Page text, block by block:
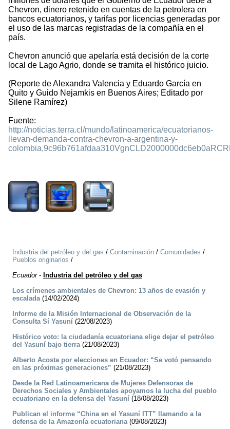
Chevron, dinero retenido en cuentas de la petrolera en
bancos ecuatorianos, y tarifas por licencias generadas por
el uso de las marcas registradas de la compañía en el
país.
Chevron anunció que apelaría está decisión de la corte
local de Lago Agrio, donde se tramita el histórico juicio.
(Reporte de Alexandra Valencia y Eduardo García en
Quito y Guido Nejamkis en Buenos Aires; Editado por
Silene Ramírez)
Fuente:
http://noticias.terra.cl/mundo/latinoamerica/ecuatorianos-
llevan-demanda-contra-chevron-a-argentina-y-
Industria del petróleo y del gas / Contaminación / Comunidades /
Pueblos originarios /
Ecuador- Industria del petróleo y del gas
Los crímenes ambientales de Chevron: 13 años de evasión y
escalada(14/02/2024)
Informe de la Misión Internacional de Observación de la
Consulta Sí Yasuní (22/08/2023)
Histórico voto: la ciudadanía ecuatoriana elige dejar el petróleo
del Yasuní bajo tierra(21/08/2023)
Alberto Acosta por elecciones en Ecuador: “Se votó pensando
en las próximas generaciones” (21/08/2023)
Desde la Red Latinoamericana de Mujeres Defensoras de
Derechos Sociales y Ambientales apoyamos la lucha del pueblo
ecuatoriano en la defensa del Yasuní (18/08/2023)
Publican el informe “China en el Yasuní ITT” llamando a la
defensa de la Amazonía ecuatoriana(09/08/2023)